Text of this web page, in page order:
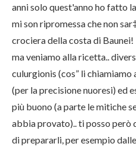
anni solo quest'anno ho fatto
mi son ripromessa che non
crociera della costa di Baunei!
ma veniamo alla ricetta..
culurgionis (cos” li
(per la precisione nuoresi) ed
più buono (a parte le mitiche
abbia provato).. ti posso però
di prepararli, per esempio